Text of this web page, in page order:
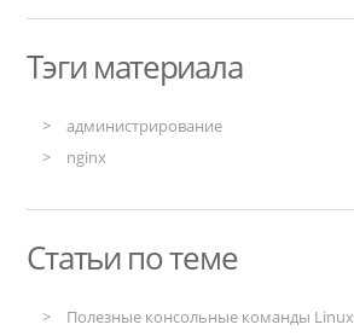
Тэги материала
администрирование
nginx
Статьи по теме
Полезные консольные команды Linux